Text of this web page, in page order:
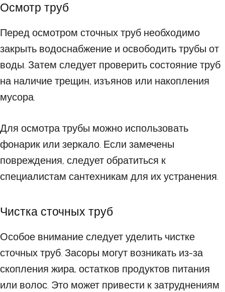
Осмотр труб
Перед осмотром сточных труб необходимо
закрыть водоснабжение и освободить трубы от
воды. Затем следует проверить состояние труб
на наличие трещин, изъянов или накопления
мусора.
Для осмотра трубы можно использовать
фонарик или зеркало. Если замечены
повреждения, следует обратиться к
специалистам сантехникам для их устранения.
Чистка сточных труб
Особое внимание следует уделить чистке
сточных труб. Засоры могут возникать из-за
скопления жира, остатков продуктов питания
или волос. Это может привести к затруднениям